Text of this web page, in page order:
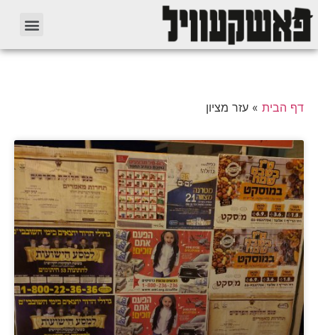
דף הבית » עזר מציון